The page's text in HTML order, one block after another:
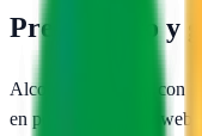
Presupuesto y
Alcobendas cuenta con
en posicionamiento web